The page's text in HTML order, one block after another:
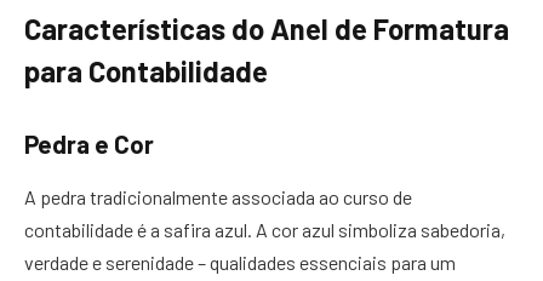
Características do Anel de Formatura
para Contabilidade
Pedra e Cor
A pedra tradicionalmente associada ao curso de
contabilidade é a safira azul. A cor azul simboliza sabedoria,
verdade e serenidade – qualidades essenciais para um